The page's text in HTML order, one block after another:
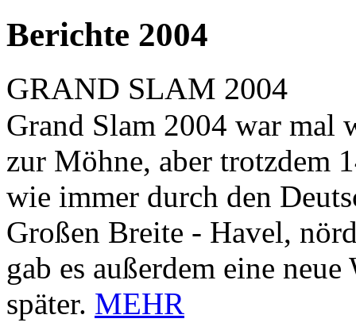
Berichte 2004
GRAND SLAM 2004
Grand Slam 2004 war mal
zur Möhne, aber trotzdem
wie immer durch den
Großen Breite - Havel,
gab es außerdem eine
später. MEHR